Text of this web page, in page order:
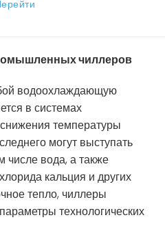
чиллеров
водоохлаждающую
в системах
температуры
могут выступать
числе вода, а также
кальция и других
тепло, чиллеры
технологических